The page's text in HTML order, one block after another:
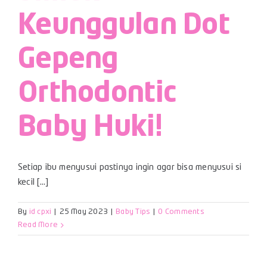
Keunggulan Dot
Gepeng
Orthodontic
Baby Huki!
Setiap ibu menyusui pastinya ingin agar bisa menyusui si
kecil [...]
By id cpxi 25 May 2023 Baby Tips
0 Comments
Read More